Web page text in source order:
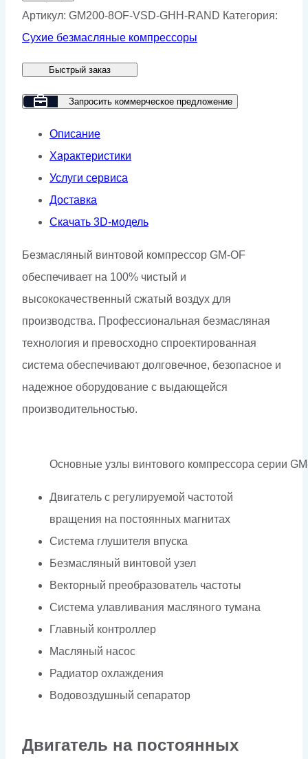
Безмасляный
компрессор
GM
200-
(GHH-
RAND)
Артикул: GM200-8OF-VSD-GHH-RAND Категория:
Сухие безмасляные компрессоры
Быстрый заказ
Запросить коммерческое предложение
Описание
Характеристики
Услуги сервиса
Доставка
Скачать 3D-модель
Безмасляный винтовой компрессор GM-OF
обеспечивает на 100% чистый и
высококачественный сжатый воздух для
производcтва. Профессиональная безмасляная
технология и превосходно спроектированная
система обеспечивают долговечное, безопасное и
надежное оборудование с выдающейся
производительностью.
Основные узлы винтового компрессора серии
Двигатель с регулируемой частотой
вращения на постоянных магнитах
Система глушителя впуска
Безмасляный винтовой узел
Векторный преобразователь частоты
Система улавливания масляного тумана
Главный контроллер
Масляный насос
Радиатор охлаждения
Водовоздушный сепаратор
Двигатель на постоянных